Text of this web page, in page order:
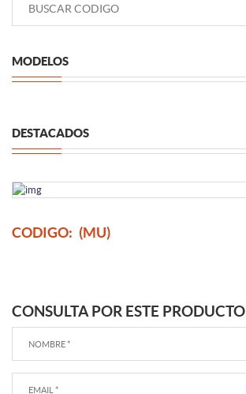
MODELOS
DESTACADOS
CODIGO: (MU)
CONSULTA POR ESTE PRODUCTO